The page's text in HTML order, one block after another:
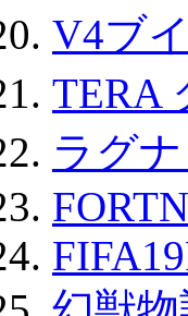
V4ブ
TERA
ラグ